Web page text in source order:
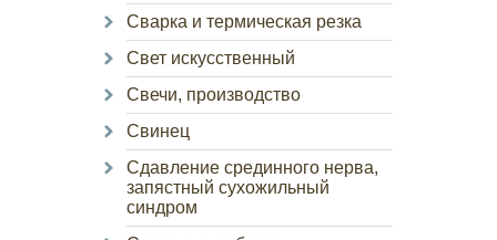
Сварка и термическая резка
Свет искусственный
Свечи, производство
Свинец
Сдавление срединного нерва,
запястный сухожильный
синдром